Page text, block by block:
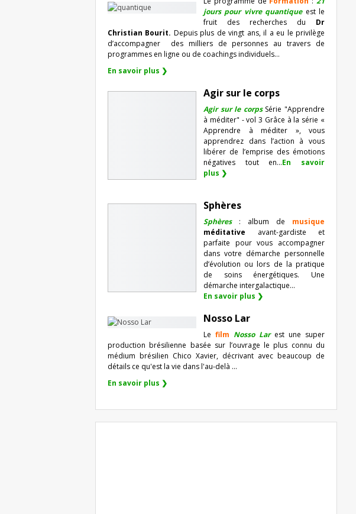
jours pour vivre quantiqueest le
fruit des recherches du Dr
Christian Bourit. Depuis plus de vingt ans, il a eu le privilège
d’accompagner
des milliers de personnes au travers de
programmes en ligne ou de coachings individuels…
En savoir plus ❯
Agir sur le corps
Agir sur le corpsSérie "Apprendre
à méditer" - vol 3 Grâce à la série «
Apprendre à méditer », vous
apprendrez dans l’action à vous
libérer de l’emprise des émotions
négatives tout en...En savoir
plus ❯
Sphères
Sphères: album de musique
méditative avant-gardiste et
parfaite pour vous accompagner
dans votre démarche personnelle
d’évolution ou lors de la pratique
de soins énergétiques. Une
démarche intergalactique...
En savoir plus ❯
Nosso Lar
Le film Nosso Lar est une super
production brésilienne basée sur l’ouvrage le plus connu du
médium brésilien Chico Xavier, décrivant avec beaucoup de
détails ce qu'est la vie dans l'au-delà ...
En savoir plus ❯